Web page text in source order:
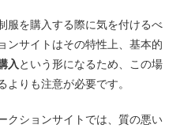
服を購入する際に気を付けるべ
ンサイトはその特性上、基本的
入という形になるため、この場
りも注意が必要です。
クションサイトでは、質の悪い